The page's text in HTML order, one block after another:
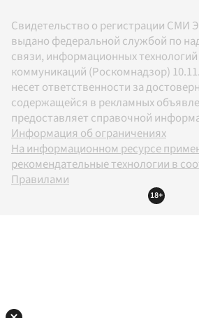
Свидетельство о регистрации СМИ
выдано федеральной службой по
связи, информационных
коммуникаций (Роскомнадзор)
несет ответственности за
содержащейся в рекламных
предоставляет справочной
Информация об ограничениях
На информационном ресурсе
рекомендательные технологии в
Правилами
18+